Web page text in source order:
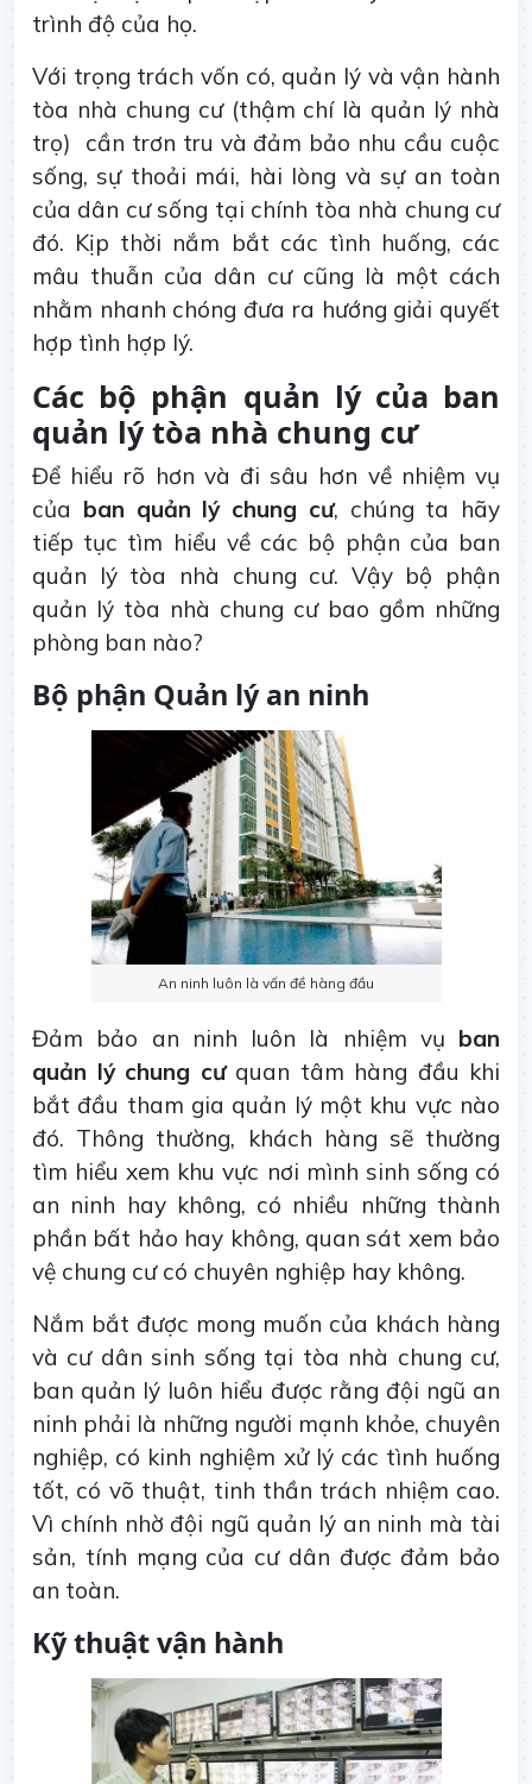
trình độ của họ.
Với trọng trách vốn có, quản lý và vận hành
tòa nhà chung cư (thậm chí là quản lý nhà
trọ) cần trơn tru và đảm bảo nhu cầu cuộc
sống, sự thoải mái, hài lòng và sự an toàn
của dân cư sống tại chính tòa nhà chung cư
đó. Kịp thời nắm bắt các tình huống, các
mâu thuẫn của dân cư cũng là một cách
nhằm nhanh chóng đưa ra hướng giải quyết
hợp tình hợp lý.
Các bộ phận quản lý của ban
quản lý tòa nhà chung cư
Để hiểu rõ hơn và đi sâu hơn về nhiệm vụ
của ban quản lý chung cư, chúng ta hãy
tiếp tục tìm hiểu về các bộ phận của ban
quản lý tòa nhà chung cư. Vậy bộ phận
quản lý tòa nhà chung cư bao gồm những
phòng ban nào?
Bộ phận Quản lý an ninh
An ninh luôn là vấn đề hàng đầu
Đảm bảo an ninh luôn là nhiệm vụ ban
quản lý chung cưquan tâm hàng đầu khi
bắt đầu tham gia quản lý một khu vực nào
đó. Thông thường, khách hàng sẽ thường
tìm hiểu xem khu vực nơi mình sinh sống có
an ninh hay không, có nhiều những thành
phần bất hảo hay không, quan sát xem bảo
vệ chung cư có chuyên nghiệp hay không.
Nắm bắt được mong muốn của khách hàng
và cư dân sinh sống tại tòa nhà chung cư,
ban quản lý luôn hiểu được rằng đội ngũ an
ninh phải là những người mạnh khỏe, chuyên
nghiệp, có kinh nghiệm xử lý các tình huống
tốt, có võ thuật, tinh thần trách nhiệm cao.
Vì chính nhờ đội ngũ quản lý an ninh mà tài
sản, tính mạng của cư dân được đảm bảo
an toàn.
Kỹ thuật vận hành